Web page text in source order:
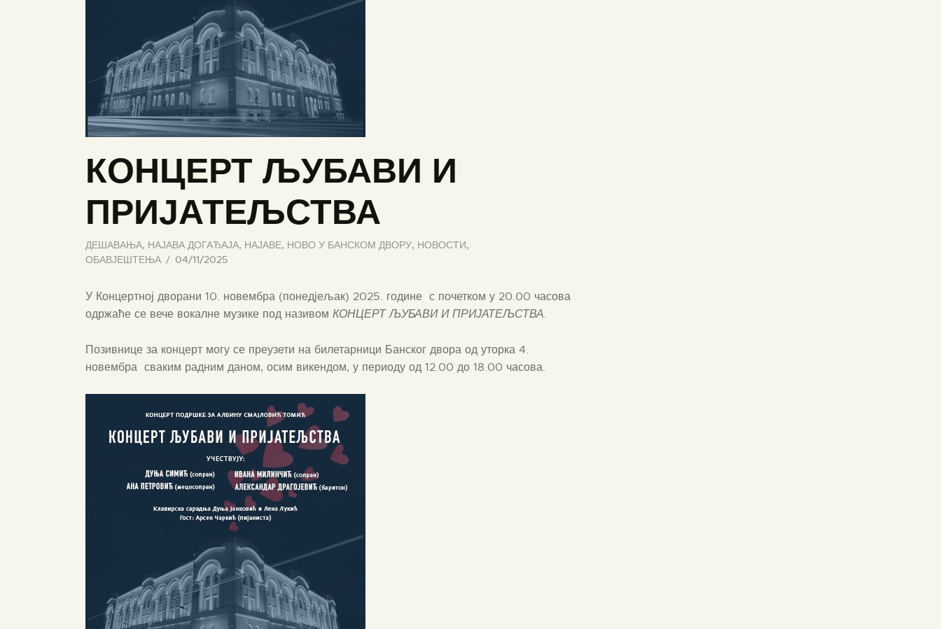
КОНЦЕРТ ЉУБАВИ И
ПРИЈАТЕЉСТВА
ДЕШАВАЊА, НАЈАВА ДОГАЂАЈА, НАЈАВЕ, НОВО У БАНСКОМ ДВОРУ, НОВОСТИ,
ОБАВЈЕШТЕЊА
04/11/2025
У Концертној дворани 10. новембра (понедјељак) 2025. године с почетком у 20.00 часова
одржаће се вече вокалне музике под називом КОНЦЕРТ ЉУБАВИ И ПРИЈАТЕЉСТВА.
Позивнице за концерт могу се преузети на билетарници Банског двора од уторка 4.
новембра сваким радним даном, осим викендом, у периоду од 12.00 до 18.00 часова.